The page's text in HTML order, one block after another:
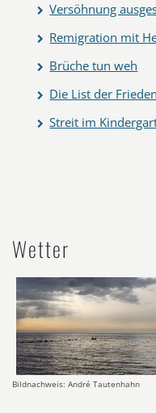
Versöhnung
Remigration mit
Brüche tun weh
Die List der
Streit im
Wetter
Bildnachweis: André Tautenhahn